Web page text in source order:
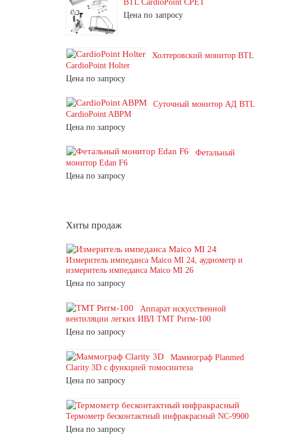
BTL CardioPoint CPET
Цена по запросу
Холтеровский монитор BTL
CardioPoint Holter
Цена по запросу
Суточный монитор АД BTL
CardioPoint ABPM
Цена по запросу
Фетальный
монитор Edan F6
Цена по запросу
Хиты продаж
Измеритель импеданса Maico MI 24, аудиометр и
измеритель импеданса Maico MI 26
Цена по запросу
Аппарат искусственной
вентиляции легких ИВЛ ТМТ Ритм-100
Цена по запросу
Маммограф Planmed
Clarity 3D с функцией томосинтеза
Цена по запросу
Термометр бесконтактный инфракрасный NC-9900
Цена по запросу